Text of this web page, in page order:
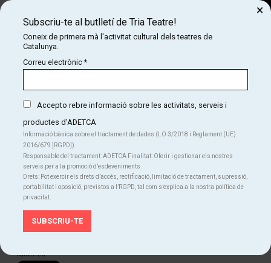
CARTELLERA
Rock en família presenta HIJOS DEL ROCK AND
Els menors de 2 anys si no ocupen butaca no paguen
Finalitzat
diumenge 30 d’abril
Teatre Poliorama
Durada:80 min
Idiomes
Subscriu-te al butlletí de Tria Teatre!
Coneix de primera mà l'activitat cultural dels teatres de
Catalunya.
Correu electrònic*
Accepto rebre informació sobre les activitats, serveis i
productes d'ADETCA
Informació bàsica sobre el tractament de dades (LO 3/2018 i Reglament (UE)
2016/679 ]RGPD])
Responsable del tractament: ADETCA Finalitat: Oferir i gestionar els nostres
serveis per a la promoció d’esdeveniments.
Drets: Pot exercir els drets d’accés, rectificació, limitació de tractament, supressió,
portabilitat i oposició, previstos a l’RGPD, tal com s’explica a la nostra política de
privacitat.
×